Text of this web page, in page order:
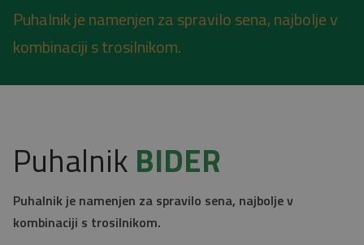
Puhalnik je namenjen za spravilo sena, najbolje v
kombinaciji s trosilnikom.
Puhalnik BIDER
Puhalnik je namenjen za spravilo sena, najbolje v
kombinaciji s trosilnikom.